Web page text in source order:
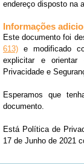
endereço disposto na
Informações
Este documento foi
613) e modificado
explicitar e
Privacidade e
Esperamos que
documento.
Está Política de
17 de Junho de 2021